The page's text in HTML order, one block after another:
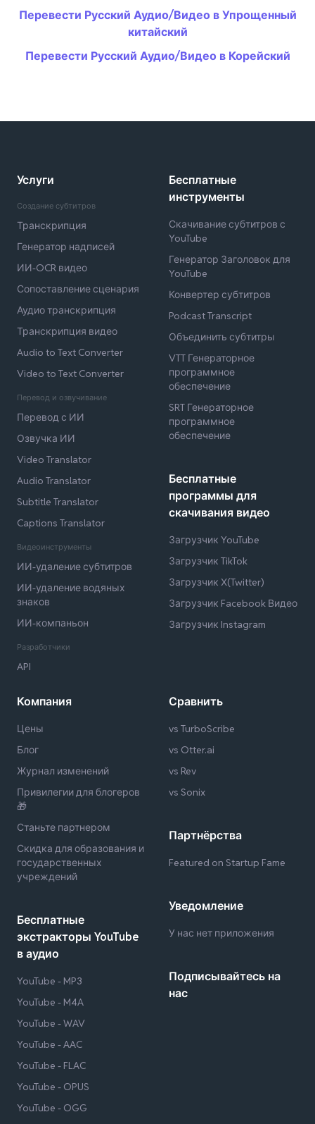
Перевести Русский Аудио/Видео в Упрощенный
китайский
Перевести Русский Аудио/Видео в Корейский
Услуги
Создание субтитров
Транскрипция
Генератор надписей
ИИ-OCR видео
Сопоставление сценария
Аудио транскрипция
Транскрипция видео
Audio to Text Converter
Video to Text Converter
Перевод и озвучивание
Перевод с ИИ
Озвучка ИИ
Video Translator
Audio Translator
Subtitle Translator
Captions Translator
Видеоинструменты
ИИ-удаление субтитров
ИИ-удаление водяных
знаков
ИИ-компаньон
Разработчики
API
Бесплатные
инструменты
Скачивание субтитров с
YouTube
Генератор Заголовок для
YouTube
Конвертер субтитров
Podcast Transcript
Объединить субтитры
VTT Генераторное
программное
обеспечение
SRT Генераторное
программное
обеспечение
Бесплатные
программы для
скачивания видео
Загрузчик YouTube
Загрузчик TikTok
Загрузчик X(Twitter)
Загрузчик Facebook Видео
Загрузчик Instagram
Компания
Цены
Блог
Журнал изменений
Привилегии для блогеров
🎁
Станьте партнером
Скидка для образования и
государственных
учреждений
Бесплатные
экстракторы YouTube
в аудио
YouTube - MP3
YouTube - M4A
YouTube - WAV
YouTube - AAC
YouTube - FLAC
YouTube - OPUS
YouTube - OGG
Сравнить
vs TurboScribe
vs Otter.ai
vs Rev
vs Sonix
Партнёрства
Featured on Startup Fame
Уведомление
У нас нет приложения
Подписывайтесь на
нас